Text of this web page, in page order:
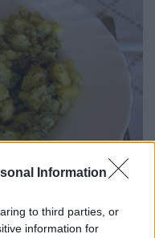
Information
to third parties, or
information for
sütőben